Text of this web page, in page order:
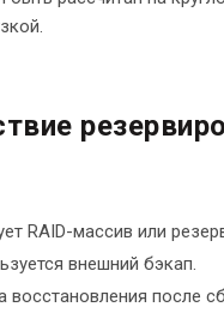
RAID-массив или
внешний бэкап.
восстановления после